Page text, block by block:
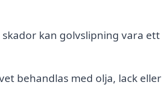
kan golvslipning vara ett
behandlas med olja, lack eller